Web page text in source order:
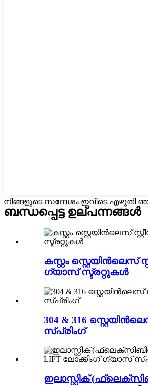
നിങ്ങളുടെ സന്ദേശം ഇവിടെ എഴുതി
ബന്ധപ്പെട്ട ഉല്പന്നങ്ങൾ
കസ്റ്റം സ്റ്റെയിൻലെസ്
ഗ്യാസ് സ്ട്രറ്റുകൾ
304 & 316
സ്പ്രിംഗ്
ഇലാസ്റ്റിക്